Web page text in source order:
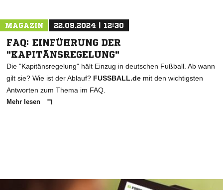
MAGAZIN 22.09.2024 | 12:30
FAQ: EINFÜHRUNG DER
"KAPITÄNSREGELUNG"
Die "Kapitänsregelung" hält Einzug in deutschen Fußball. Ab wann
gilt sie? Wie ist der Ablauf? FUSSBALL.de mit den wichtigsten
Antworten zum Thema im FAQ.
Mehr lesen